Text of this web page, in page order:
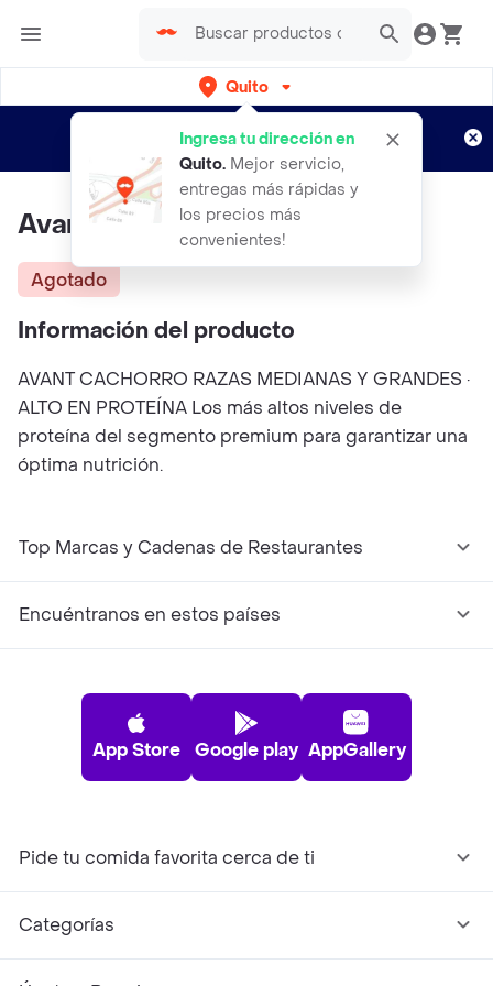
Quito
Ingresa tu dirección en
Quito. Mejor servicio,
entregas más rápidas y
los precios más
convenientes!
envíos gratis por semanas
Aplican TyC
Avant Crmg 18 Kg
Agotado
Información del producto
AVANT CACHORRO RAZAS MEDIANAS Y GRANDES ·
ALTO EN PROTEÍNA Los más altos niveles de
proteína del segmento premium para garantizar una
óptima nutrición.
Top Marcas y Cadenas de Restaurantes
Encuéntranos en estos países
App Store Google play AppGallery
Pide tu comida favorita cerca de ti
Categorías